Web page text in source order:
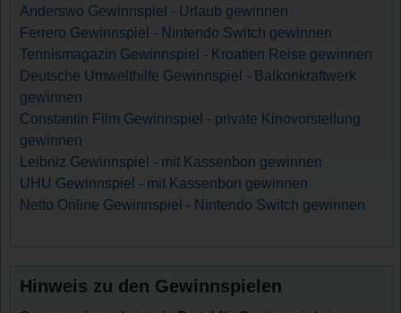
Anderswo Gewinnspiel - Urlaub gewinnen
Ferrero Gewinnspiel - Nintendo Switch gewinnen
Tennismagazin Gewinnspiel - Kroatien Reise gewinnen
Deutsche Umwelthilfe Gewinnspiel - Balkonkraftwerk
gewinnen
Constantin Film Gewinnspiel - private Kinovorstellung
gewinnen
Leibniz Gewinnspiel - mit Kassenbon gewinnen
UHU Gewinnspiel - mit Kassenbon gewinnen
Netto Online Gewinnspiel - Nintendo Switch gewinnen
Hinweis zu den Gewinnspielen